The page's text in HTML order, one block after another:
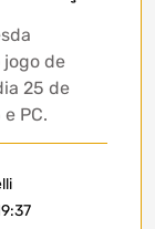
de
25 de
PC.